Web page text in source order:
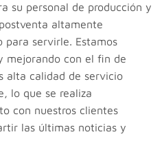
su personal de producción y
altamente
para servirle. Estamos
mejorando con el fin de
alta calidad de servicio
lo que se realiza
con nuestros clientes
las últimas noticias y